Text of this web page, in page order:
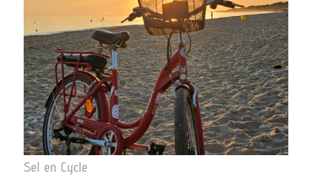
Sel en Cycle